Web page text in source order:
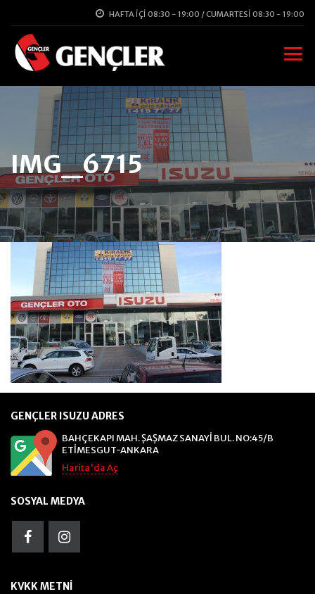
HAFTA İÇI 08:30 - 19:00 / CUMARTESI 08:30 - 19:00
IMG_6715
GENÇLER ISUZU ADRES
BAHÇEKAPI MAH. ŞAŞMAZ SANAYİ BUL. NO:45/B
ETİMESGUT-ANKARA
Harita'da Aç
SOSYAL MEDYA
KVKK METNI